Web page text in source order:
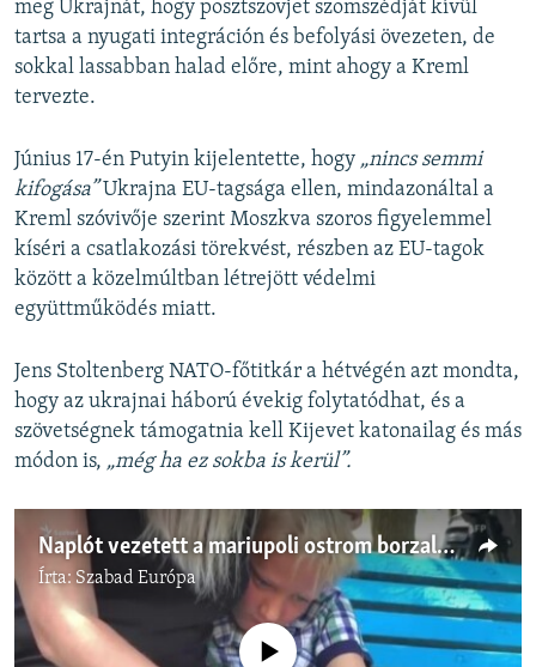
meg Ukrajnát, hogy posztszovjet szomszédját kívül
tartsa a nyugati integráción és befolyási övezeten, de
sokkal lassabban halad előre, mint ahogy a Kreml
tervezte.
Június 17-én Putyin kijelentette, hogy „nincs semmi
kifogása”Ukrajna EU-tagsága ellen, mindazonáltal a
Kreml szóvivője szerint Moszkva szoros figyelemmel
kíséri a csatlakozási törekvést, részben az EU-tagok
között a közelmúltban létrejött védelmi
együttműködés miatt.
Jens Stoltenberg NATO-főtitkár a hétvégén azt mondta,
hogy az ukrajnai háború évekig folytatódhat, és a
szövetségnek támogatnia kell Kijevet katonailag és más
módon is, „még ha ez sokba is kerül”.
Naplót vezetett a mariupoli ostrom borzalmairól egy ukrán kisfiú
Írta: Szabad Európa
Jelenleg nincs elérhető tartalom